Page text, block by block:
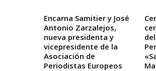
Encarna Samitier y José
Antonio Zarzalejos,
nueva presidenta y
vicepresidente de la
Asociación de
Periodistas Europeos